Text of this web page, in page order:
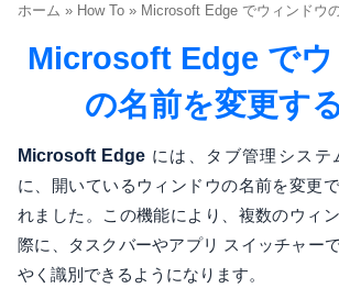
ホーム » How To » Microsoft Edge でウィンドウ
Microsoft Edge でウ
の名前を変更す
Microsoft Edge には、タブ管理システ
に、開いているウィンドウの名前を変更
れました。この機能により、複数のウィ
際に、タスクバーやアプリ スイッチャー
やく識別できるようになります。